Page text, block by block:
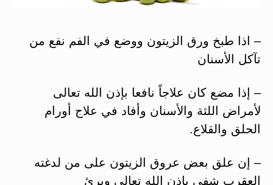
– اذا طبخ ورق الزيتون ووضع في الفم نفع من
تآكل الأسنان
– إذا مضع كان علاجاً نافعا بإذن الله تعالى
لأمراض اللثة والأسنان وأفاد في علاج أورام
الحلق والقلاع.
– إن علق بعض عروق الزيتون على من لدغته
العقرب شفي بإذن الله تعالى وبرئ